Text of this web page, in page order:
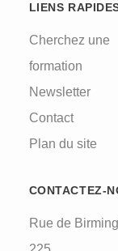
LIENS
Cherchez une
formation
Newsletter
Contact
Plan du site
CONTACTEZ-
Rue de